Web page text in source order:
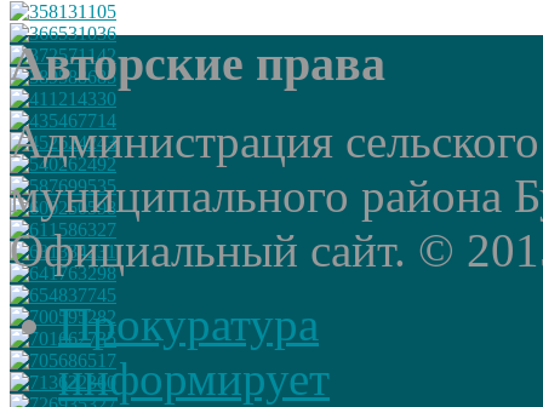
Авторские права
Администрация
муниципального района
Официальный сайт. ©
Прокуратура
информирует